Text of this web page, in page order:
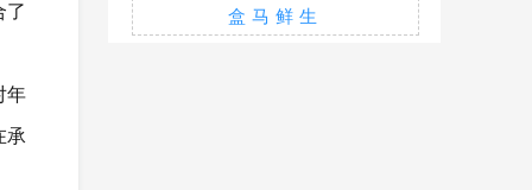
了
年
承
盒马鲜生